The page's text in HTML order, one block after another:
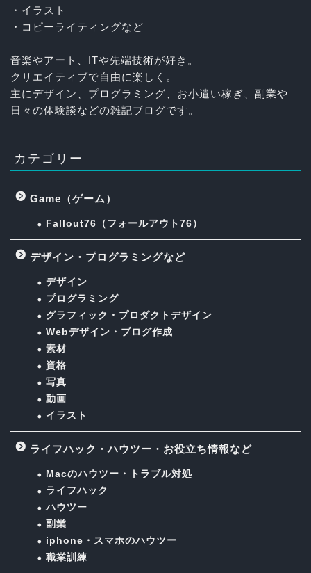
・イラスト
・コピーライティングなど
音楽やアート、ITや先端技術が好き。
クリエイティブで自由に楽しく。
主にデザイン、プログラミング、お小遣い稼ぎ、副業や
日々の体験談などの雑記ブログです。
カテゴリー
Game（ゲーム）
Fallout76（フォールアウト76）
デザイン・プログラミングなど
デザイン
プログラミング
グラフィック・プロダクトデザイン
Webデザイン・ブログ作成
素材
資格
写真
動画
イラスト
ライフハック・ハウツー・お役立ち情報など
Macのハウツー・トラブル対処
ライフハック
ハウツー
副業
iphone・スマホのハウツー
職業訓練